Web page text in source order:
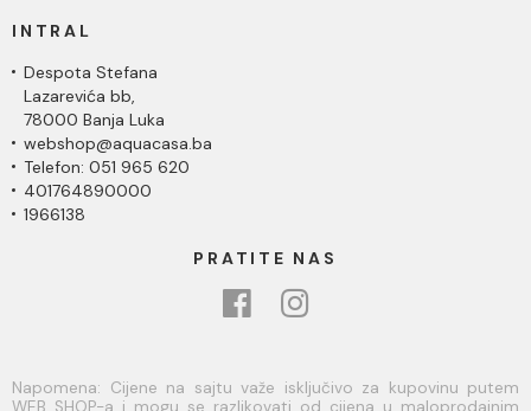
INTRAL
Despota Stefana
Lazarevića bb,
78000 Banja Luka
webshop@aquacasa.ba
Telefon: 051 965 620
401764890000
1966138
PRATITE NAS
Napomena: Cijene na sajtu važe isključivo za kupovinu putem
WEB SHOP-a i mogu se razlikovati od cijena u maloprodajnim